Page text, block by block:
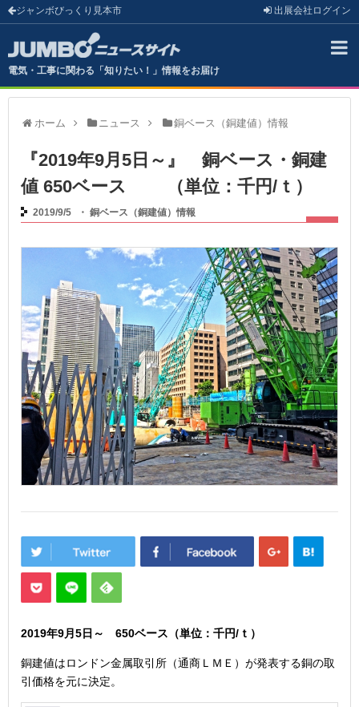
ジャンボびっくり見本市 出展会社 ログイン
電気・工事に関わる「知りたい！」情報をお届け
ホーム ニュース 銅ベース（銅建値）情報
『2019年9月5日～』 銅ベース・銅建
値 650ベース （単位：千円/ｔ）
2019/9/5 ・ 銅ベース（銅建値）情報
2019年9月5日 ～ 650ベース（単位：千円/ｔ）
銅建値はロンドン金属取引所（通商ＬＭＥ）が発表する銅の取
引価格を元に決定。